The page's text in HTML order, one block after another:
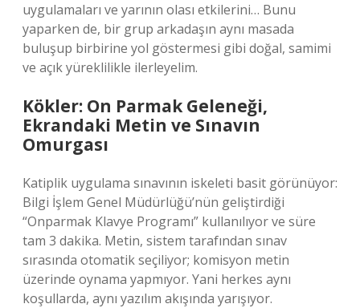
uygulamaları ve yarının olası etkilerini… Bunu
yaparken de, bir grup arkadaşın aynı masada
buluşup birbirine yol göstermesi gibi doğal, samimi
ve açık yüreklilikle ilerleyelim.
Kökler: On Parmak Geleneği,
Ekrandaki Metin ve Sınavın
Omurgası
Katiplik uygulama sınavının iskeleti basit görünüyor:
Bilgi İşlem Genel Müdürlüğü’nün geliştirdiği
“Onparmak Klavye Programı” kullanılıyor ve süre
tam 3 dakika. Metin, sistem tarafından sınav
sırasında otomatik seçiliyor; komisyon metin
üzerinde oynama yapmıyor. Yani herkes aynı
koşullarda, aynı yazılım akışında yarışıyor.